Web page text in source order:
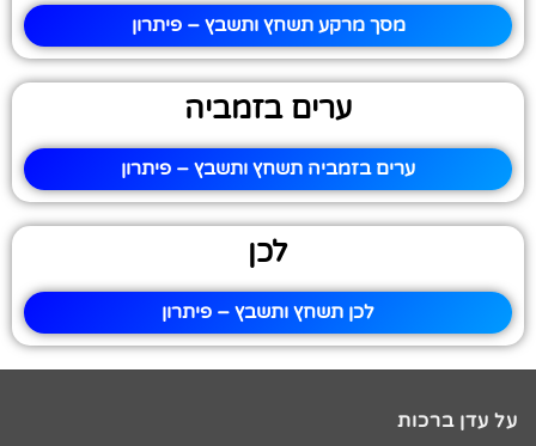
מסך מרקע תשחץ ותשבץ – פיתרון
ערים בזמביה
ערים בזמביה תשחץ ותשבץ – פיתרון
לכן
לכן תשחץ ותשבץ – פיתרון
על עדן ברכות